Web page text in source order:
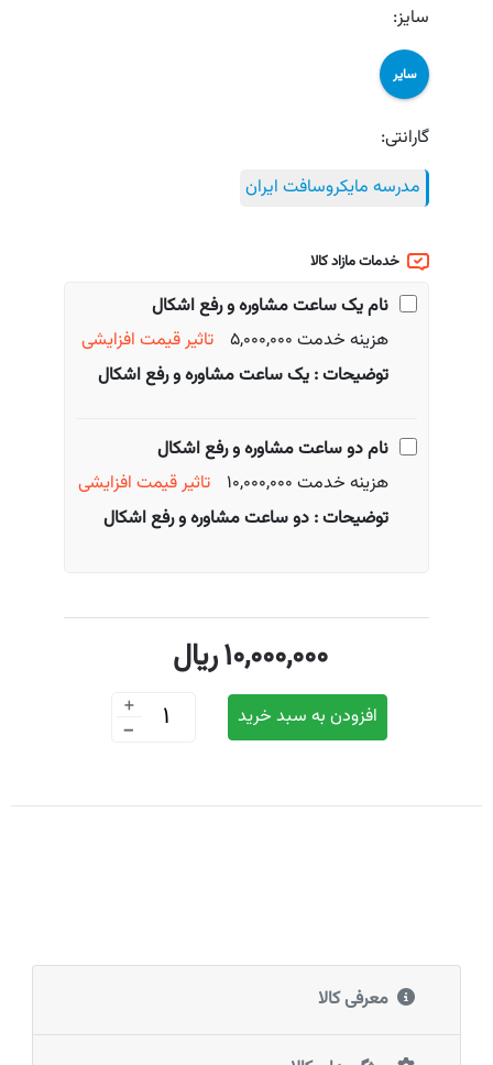
سایز:
سایر
گارانتی:
مدرسه مایکروسافت ایران
خدمات مازاد کالا
نامیک ساعت مشاوره و رفع اشکال
هزینه خدمت 5,000,000
تاثیر قیمت افزایشی
توضیحات : یک ساعت مشاوره و رفع اشکال
نامدو ساعت مشاوره و رفع اشکال
هزینه خدمت 10,000,000
تاثیر قیمت افزایشی
توضیحات : دو ساعت مشاوره و رفع اشکال
+
- افزودن به سبد خرید
10,000,000ریال
معرفی کالا